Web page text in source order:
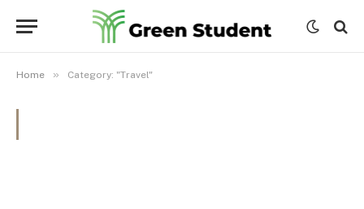
Home » Category: "Travel"